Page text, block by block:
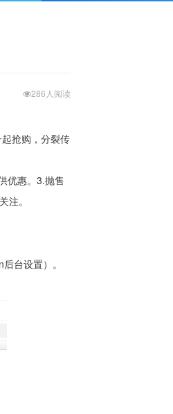
286人阅读
抢购，分裂传
惠。3.抛售
注。
台设置）。